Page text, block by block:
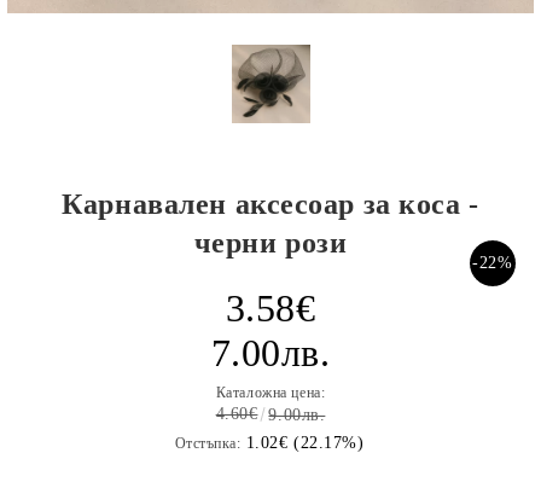
Карнавален аксесоар за коса -
черни рози
-22%
3.58€
7.00лв.
Каталожна цена:
4.60€ 9.00лв.
Отстъпка: 1.02€ (22.17%)